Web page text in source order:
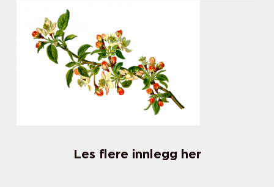
Les flere innlegg her